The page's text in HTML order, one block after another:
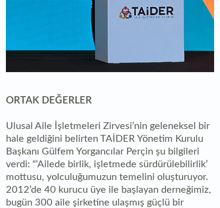
ORTAK DEĞERLER
Ulusal Aile İşletmeleri Zirvesi’nin geleneksel bir
hale geldiğini belirten TAİDER Yönetim Kurulu
Başkanı Gülfem Yorgancılar Perçin şu bilgileri
verdi: “‘Ailede birlik, işletmede sürdürülebilirlik’
mottusu, yolculuğumuzun temelini oluşturuyor.
2012’de 40 kurucu üye ile başlayan derneğimiz,
bugün 300 aile şirketine ulaşmış güçlü bir